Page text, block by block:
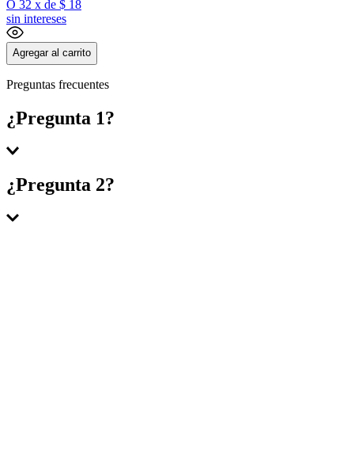
O 32 x de $ 18
sin intereses
Agregar al carrito
Preguntas frecuentes
¿Pregunta 1?
Respuesta 1
¿Pregunta 2?